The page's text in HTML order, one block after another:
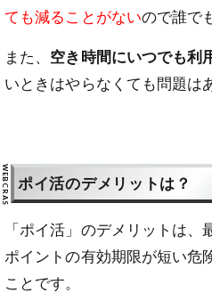
ても減ることがないので誰で
また、 空き時間にいつでも利
いときはやらなくても問題は
ポイ活のデメリットは？
「ポイ活」のデメリットは、
ポイントの有効期限が短い危
ことです。